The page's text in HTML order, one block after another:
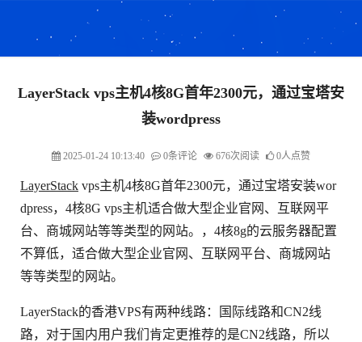
LayerStack vps主机4核8G首年2300元，通过宝塔安
装wordpress
2025-01-24 10:13:40 0条评论 676次阅读 0人点赞
LayerStack vps主机4核8G首年2300元，通过宝塔安装wor
dpress，4核8G vps主机适合做大型企业官网、互联网平
台、商城网站等等类型的网站。，4核8g的云服务器配置
不算低，适合做大型企业官网、互联网平台、商城网站
等等类型的网站。
LayerStack的香港VPS有两种线路：国际线路和CN2线
路，对于国内用户我们肯定更推荐的是CN2线路，所以